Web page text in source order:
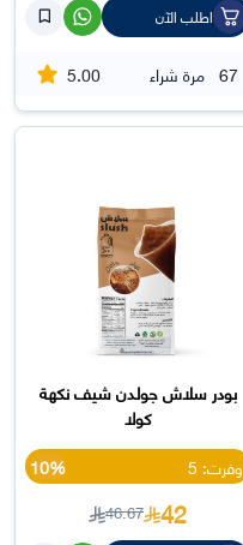
اطلب الآن
67 مرة شراء 5.00
بودر سلاش جولدن شيف نكهة
كولا
وفرت: 5
10%
42
46.67